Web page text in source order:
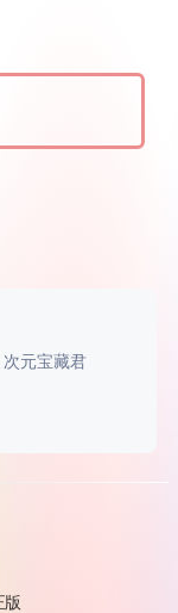
元宝藏君
版